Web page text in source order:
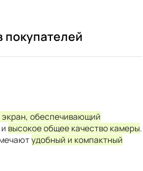
покупателей
обеспечивающий
высокое общее качество камеры.
удобный и компактный